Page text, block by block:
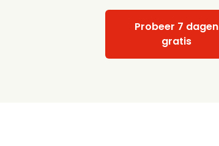
Probeer 7 dagen
gratis